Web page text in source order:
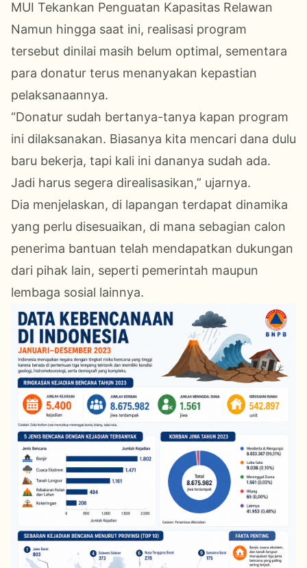
MUI Tekankan Penguatan Kapasitas Relawan
Namun hingga saat ini, realisasi program
tersebut dinilai masih belum optimal, sementara
para donatur terus menanyakan kepastian
pelaksanaannya.
“Donatur sudah bertanya-tanya kapan program
ini dilaksanakan. Biasanya kita mencari dana dulu
baru bekerja, tapi kali ini dananya sudah ada.
Jadi harus segera direalisasikan,” ujarnya.
Dia menjelaskan, di lapangan terdapat dinamika
yang perlu disesuaikan, di mana sebagian calon
penerima bantuan telah mendapatkan dukungan
dari pihak lain, seperti pemerintah maupun
lembaga sosial lainnya.